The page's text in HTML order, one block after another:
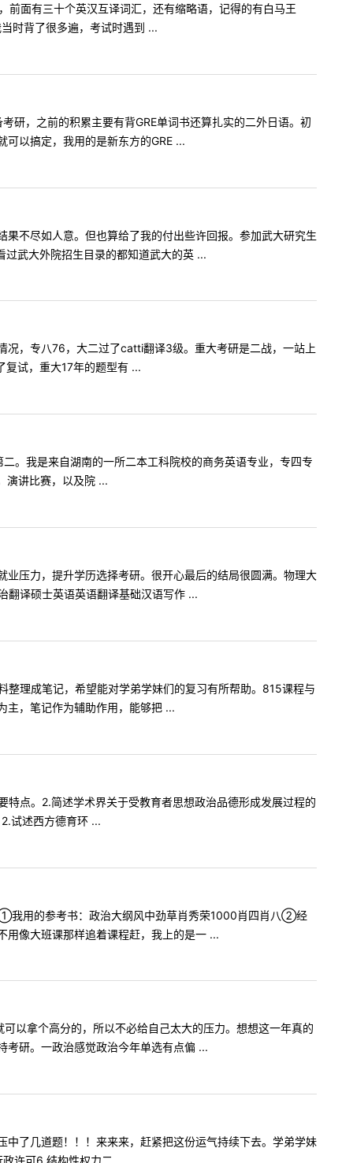
面有三十个英汉互译词汇，还有缩略语，记得的有白马王
时背了很多遍，考试时遇到 ...
研，之前的积累主要有背GRE单词书还算扎实的二外日语。初
以搞定，我用的是新东方的GRE ...
不尽如人意。但也算给了我的付出些许回报。参加武大研究生
武大外院招生目录的都知道武大的英 ...
况，专八76，大二过了catti翻译3级。重大考研是二战，一站上
试，重大17年的题型有 ...
。我是来自湖南的一所二本工科院校的商务英语专业，专四专
演讲比赛，以及院 ...
压力，提升学历选择考研。很开心最后的结局很圆满。物理大
翻译硕士英语英语翻译基础汉语写作 ...
理成笔记，希望能对学弟学妹们的复习有所帮助。815课程与
主，笔记作为辅助作用，能够把 ...
点。2.简述学术界关于受教育者思想政治品德形成发展过程的
试述西方德育环 ...
①我用的参考书：政治大纲风中劲草肖秀荣1000肖四肖八②经
用像大班课那样追着课程赶，我上的是一 ...
以拿个高分的，所以不必给自己太大的压力。想想这一年真的
考研。一政治感觉政治今年单选有点偏 ...
了几道题！！！来来来，赶紧把这份运气持续下去。学弟学妹